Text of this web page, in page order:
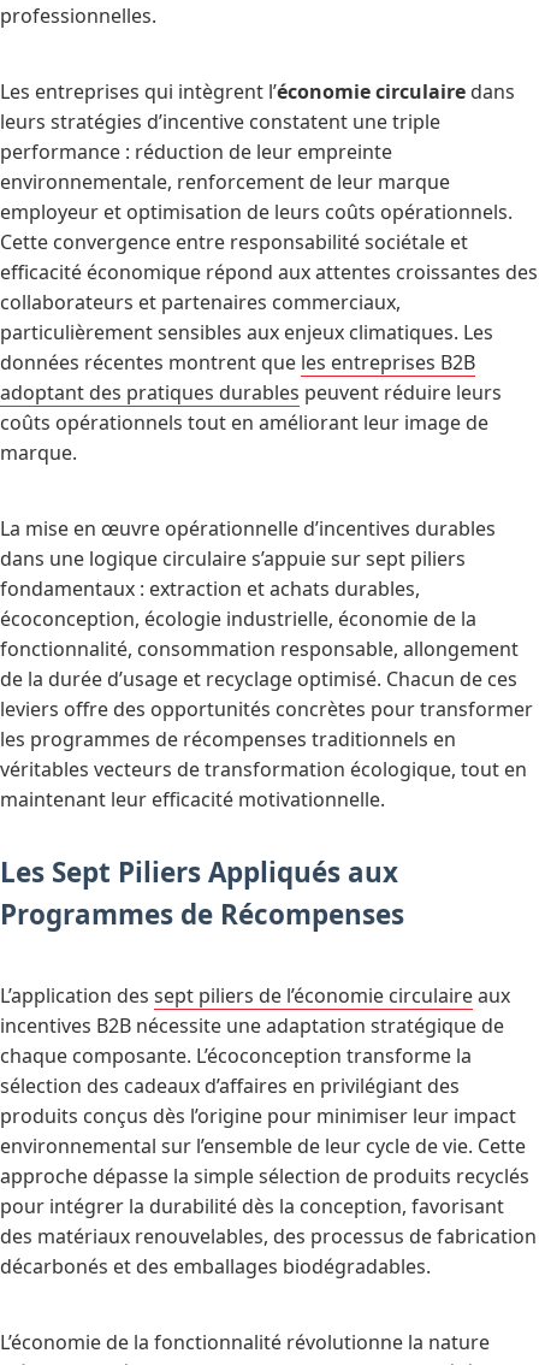
professionnelles.
Les entreprises qui intègrent l’économie circulaire dans
leurs stratégies d’incentive constatent une triple
performance : réduction de leur empreinte
environnementale, renforcement de leur marque
employeur et optimisation de leurs coûts opérationnels.
Cette convergence entre responsabilité sociétale et
efficacité économique répond aux attentes croissantes des
collaborateurs et partenaires commerciaux,
particulièrement sensibles aux enjeux climatiques. Les
données récentes montrent que les entreprises B2B
adoptant des pratiques durables peuvent réduire leurs
coûts opérationnels tout en améliorant leur image de
marque.
La mise en œuvre opérationnelle d’incentives durables
dans une logique circulaire s’appuie sur sept piliers
fondamentaux : extraction et achats durables,
écoconception, écologie industrielle, économie de la
fonctionnalité, consommation responsable, allongement
de la durée d’usage et recyclage optimisé. Chacun de ces
leviers offre des opportunités concrètes pour transformer
les programmes de récompenses traditionnels en
véritables vecteurs de transformation écologique, tout en
maintenant leur efficacité motivationnelle.
Les Sept Piliers Appliqués aux
Programmes de Récompenses
L’application des sept piliers de l’économie circulaireaux
incentives B2B nécessite une adaptation stratégique de
chaque composante. L’écoconception transforme la
sélection des cadeaux d’affaires en privilégiant des
produits conçus dès l’origine pour minimiser leur impact
environnemental sur l’ensemble de leur cycle de vie. Cette
approche dépasse la simple sélection de produits recyclés
pour intégrer la durabilité dès la conception, favorisant
des matériaux renouvelables, des processus de fabrication
décarbonés et des emballages biodégradables.
L’économie de la fonctionnalité révolutionne la nature